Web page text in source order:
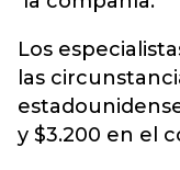
Los
las
y $3.200 en el